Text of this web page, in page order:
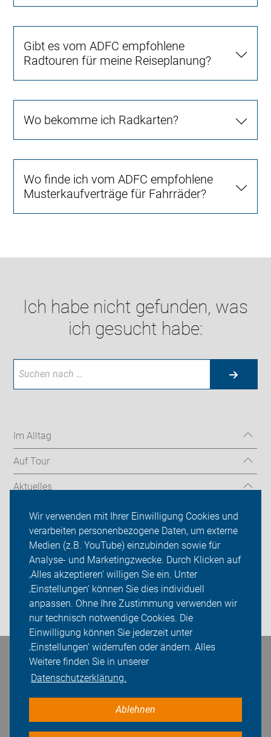
Wir verwenden mit Ihrer Einwilligung Cookies und
verarbeiten personenbezogene Daten, um externe
Medien (z.B. YouTube) einzubinden sowie für
Analyse- und Marketingzwecke. Durch Klicken auf
‚Alles akzeptieren‘ willigen Sie ein. Unter
‚Einstellungen‘ können Sie dies individuell
anpassen. Ohne Ihre Zustimmung verwenden wir
nur technisch notwendige Cookies. Die
Einwilligung können Sie jederzeit unter
‚Einstellungen‘ widerrufen oder ändern. Alles
Weitere finden Sie in unserer
Datenschutzerklärung.
Ablehnen
Gibt es vom ADFC empfohlene
Radtouren für meine Reiseplanung?
Wo bekomme ich Radkarten?
Wo finde ich vom ADFC empfohlene
Musterkaufverträge für Fahrräder?
Ich habe nicht gefunden, was
ich gesucht habe:
Im Alltag
Auf Tour
Aktuelles
Über uns
Mitgliedschaft
Fachwissen
Presse
Login
Bleiben Sie in Kontakt